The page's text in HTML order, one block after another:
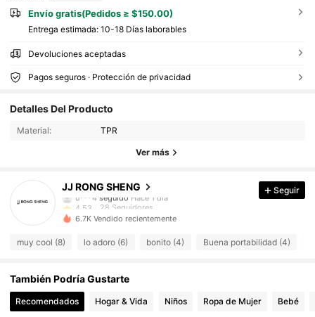
Envío gratis(Pedidos ≥ $150.00)
Entrega estimada: 10-18 Días laborables
Devoluciones aceptadas
Pagos seguros · Protección de privacidad
Detalles Del Producto
Material: TPR
Ver más
JJ RONG SHENG
4.53 28 Seguidores
28 Seguidores
28 Seguidores
4.53
u***4seguidoHace 1 día
4.53
28 Seguidores
4.53 28 Seguidores
4.53 28 Seguidores
4.53
Seguir
6.7K Vendido recientemente
muy cool (8) lo adoro (6) bonito (4) Buena portabilidad (4)
También Podría Gustarte
Recomendados Hogar & Vida Niños Ropa de Mujer Bebé